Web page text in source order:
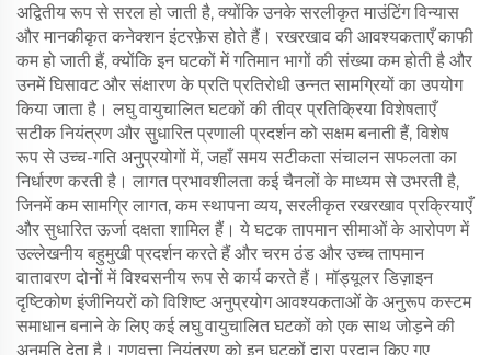
अद्वितीय रूप से सरल हो जाती है, क्योंकि उनके सरलीकृत माउंटिंग विन्यास
और मानकीकृत कनेक्शन इंटरफ़ेस होते हैं। रखरखाव की आवश्यकताएँ काफी
कम हो जाती हैं, क्योंकि इन घटकों में गतिमान भागों की संख्या कम होती है और
उनमें घिसावट और संक्षारण के प्रति प्रतिरोधी उन्नत सामग्रियों का उपयोग
किया जाता है। लघु वायुचालित घटकों की तीव्र प्रतिक्रिया विशेषताएँ
सटीक नियंत्रण और सुधारित प्रणाली प्रदर्शन को सक्षम बनाती हैं, विशेष
रूप से उच्च-गति अनुप्रयोगों में, जहाँ समय सटीकता संचालन सफलता का
निर्धारण करती है। लागत प्रभावशीलता कई चैनलों के माध्यम से उभरती है,
जिनमें कम सामग्रि लागत, कम स्थापना व्यय, सरलीकृत रखरखाव प्रक्रियाएँ
और सुधारित ऊर्जा दक्षता शामिल हैं। ये घटक तापमान सीमाओं के आरोपण में
उल्लेखनीय बहुमुखी प्रदर्शन करते हैं और चरम ठंड और उच्च तापमान
वातावरण दोनों में विश्वसनीय रूप से कार्य करते हैं। मॉड्यूलर डिज़ाइन
दृष्टिकोण इंजीनियरों को विशिष्ट अनुप्रयोग आवश्यकताओं के अनुरूप कस्टम
समाधान बनाने के लिए कई लघु वायुचालित घटकों को एक साथ जोड़ने की
अनुमति देता है। गुणवत्ता नियंत्रण को इन घटकों द्वारा प्रदान किए गए